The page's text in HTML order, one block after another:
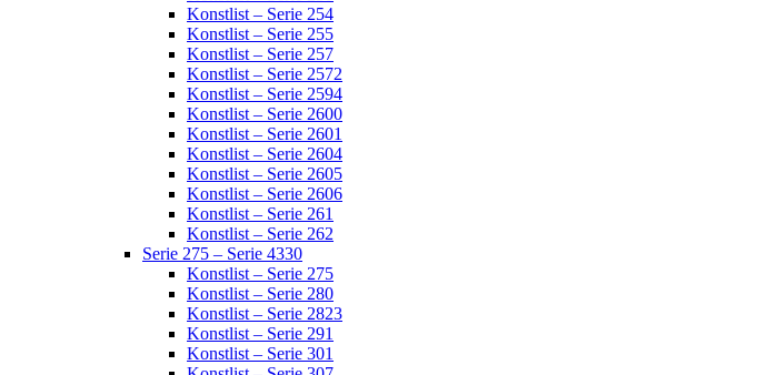
Konstlist – Serie 254
Konstlist – Serie 255
Konstlist – Serie 257
Konstlist – Serie 2572
Konstlist – Serie 2594
Konstlist – Serie 2600
Konstlist – Serie 2601
Konstlist – Serie 2604
Konstlist – Serie 2605
Konstlist – Serie 2606
Konstlist – Serie 261
Konstlist – Serie 262
Serie 275 – Serie 4330
Konstlist – Serie 275
Konstlist – Serie 280
Konstlist – Serie 2823
Konstlist – Serie 291
Konstlist – Serie 301